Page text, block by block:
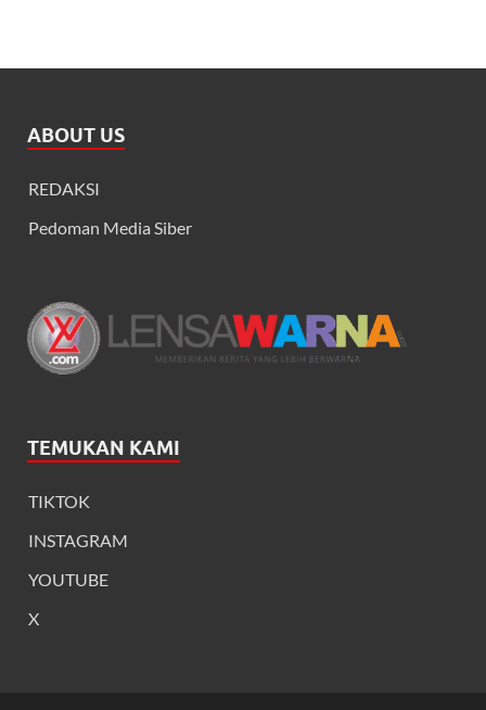
ABOUT US
REDAKSI
Pedoman Media Siber
TEMUKAN KAMI
TIKTOK
INSTAGRAM
YOUTUBE
X